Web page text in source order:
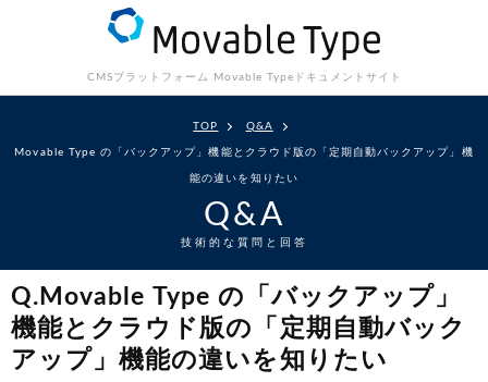
CMSプラットフォーム Movable Type ドキュメントサイト
TOP Q&A
Movable Type の「バックアップ」機能とクラウド版の「定期自動バックアップ」機
能の違いを知りたい
Q&A
技術的な質問と回答
Q.Movable Type の「バックアップ」
機能とクラウド版の「定期自動バック
アップ」機能の違いを知りたい